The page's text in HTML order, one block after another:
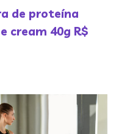
de proteína
cream 40g R$